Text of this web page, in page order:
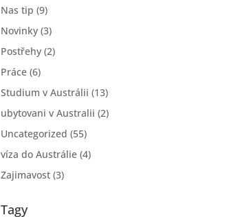
Nas tip (9)
Novinky (3)
Postřehy (2)
Práce (6)
Studium v Austrálii (13)
ubytovani v Australii (2)
Uncategorized (55)
víza do Austrálie (4)
Zajimavost (3)
Tagy